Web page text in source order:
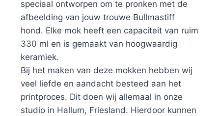
speciaal ontworpen om te pronken met de
afbeelding van jouw trouwe Bullmastiff
hond. Elke mok heeft een capaciteit van ruim
330 ml en is gemaakt van hoogwaardig
keramiek.
Bij het maken van deze mokken hebben wij
veel liefde en aandacht besteed aan het
printproces. Dit doen wij allemaal in onze
studio in Hallum, Friesland. Hierdoor kunnen